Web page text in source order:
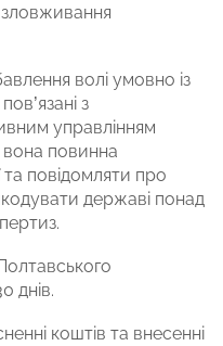
волі умовно із
з
управлінням
повинна
та повідомляти про
державі понад
днів.
коштів та внесенні